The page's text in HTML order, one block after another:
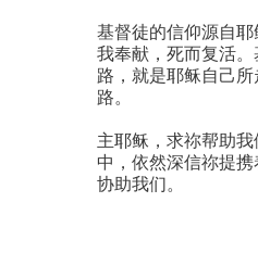
基督徒的信仰源自
我奉献，死而复活
路，就是耶稣自己
路。
主耶稣，求祢帮助
中，依然深信祢提携
协助我们。